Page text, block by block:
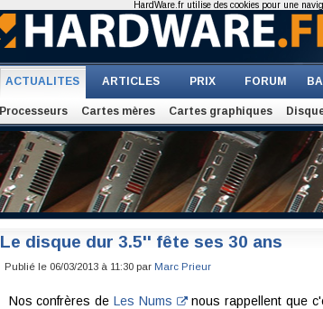
ACTUALITES ARTICLES PRIX FORUM
Processeurs Cartes mères Cartes graphiques
Le disque dur 3.5'' fête ses 30 ans
Publié le 06/03/2013 à 11:30 par Marc Prieur
Nos confrères de Les Nums
nous rappellent que
HardWare.fr utilise des cookies pour une